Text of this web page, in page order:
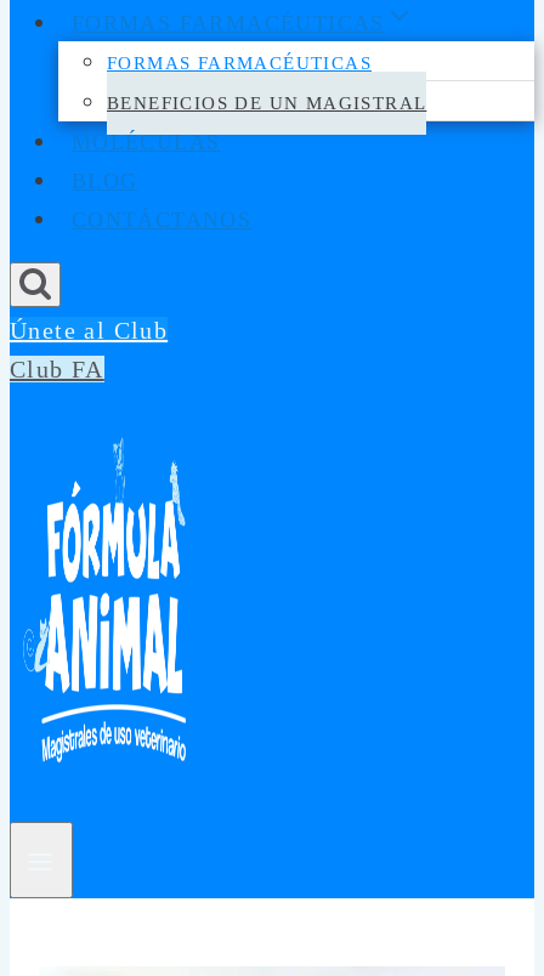
FORMAS FARMACÉUTICAS
FORMAS FARMACÉUTICAS
BENEFICIOS DE UN MAGISTRAL
MOLÉCULAS
BLOG
CONTÁCTANOS
Únete al Club
Club FA